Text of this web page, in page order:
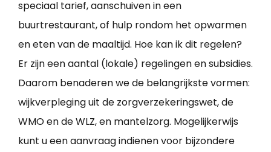
speciaal tarief, aanschuiven in een
buurtrestaurant, of hulp rondom het opwarmen
en eten van de maaltijd. Hoe kan ik dit regelen?
Er zijn een aantal (lokale) regelingen en subsidies.
Daarom benaderen we de belangrijkste vormen:
wijkverpleging uit de zorgverzekeringswet, de
WMO en de WLZ, en mantelzorg. Mogelijkerwijs
kunt u een aanvraag indienen voor bijzondere